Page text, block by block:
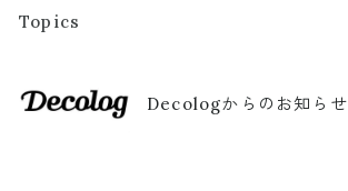
Topics
Decologからのお知らせ